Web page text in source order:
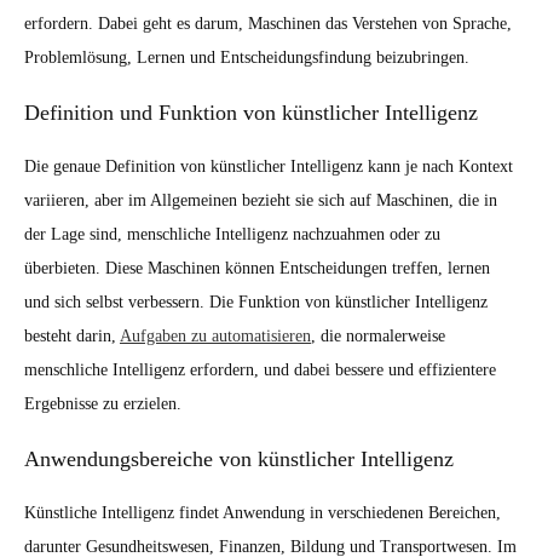
erfordern. Dabei geht es darum, Maschinen das Verstehen von Sprache,
Problemlösung, Lernen und Entscheidungsfindung beizubringen.
Definition und Funktion von künstlicher Intelligenz
Die genaue Definition von künstlicher Intelligenz kann je nach Kontext
variieren, aber im Allgemeinen bezieht sie sich auf Maschinen, die in
der Lage sind, menschliche Intelligenz nachzuahmen oder zu
überbieten. Diese Maschinen können Entscheidungen treffen, lernen
und sich selbst verbessern. Die Funktion von künstlicher Intelligenz
besteht darin, Aufgaben zu automatisieren, die normalerweise
menschliche Intelligenz erfordern, und dabei bessere und effizientere
Ergebnisse zu erzielen.
Anwendungsbereiche von künstlicher Intelligenz
Künstliche Intelligenz findet Anwendung in verschiedenen Bereichen,
darunter Gesundheitswesen, Finanzen, Bildung und Transportwesen. Im